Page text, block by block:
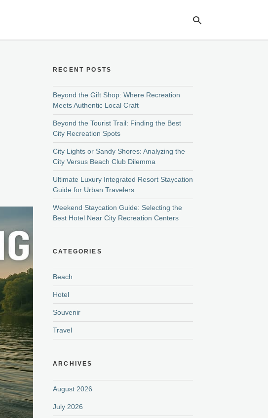
RECENT POSTS
Beyond the Gift Shop: Where Recreation
Meets Authentic Local Craft
Beyond the Tourist Trail: Finding the Best
City Recreation Spots
City Lights or Sandy Shores: Analyzing the
City Versus Beach Club Dilemma
Ultimate Luxury Integrated Resort Staycation
Guide for Urban Travelers
Weekend Staycation Guide: Selecting the
Best Hotel Near City Recreation Centers
CATEGORIES
Beach
Hotel
Souvenir
Travel
ARCHIVES
August 2026
July 2026